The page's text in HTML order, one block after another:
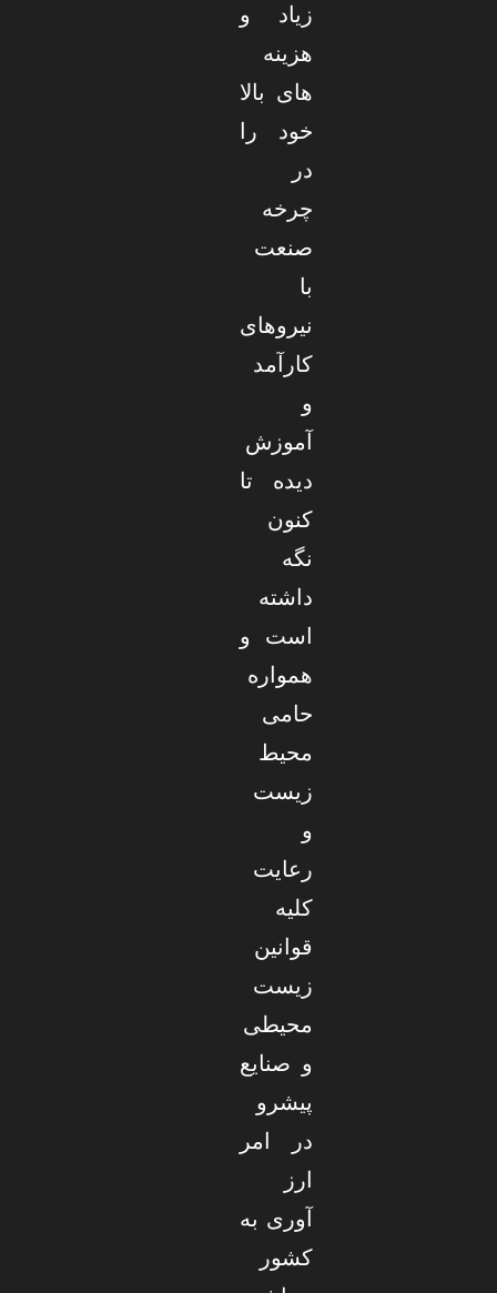
زیاد و
هزینه
های بالا
خود را
در
چرخه
صنعت
با
نیروهای
کارآمد
و
آموزش
دیده تا
کنون
نگه
داشته
است و
همواره
حامی
محیط
زیست
و
رعایت
کلیه
قوانین
زیست
محیطی
و صنایع
پیشرو
در امر
ارز
آوری به
کشور